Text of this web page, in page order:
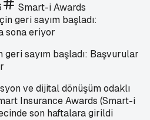
Smart-i Awards
sayım başladı: Başvurular
ve dijital dönüşüm odaklı
Insurance Awards (Smart-i
son haftalara girildi